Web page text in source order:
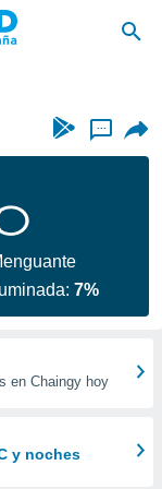
...
7%
en Chaingy hoy
y noches